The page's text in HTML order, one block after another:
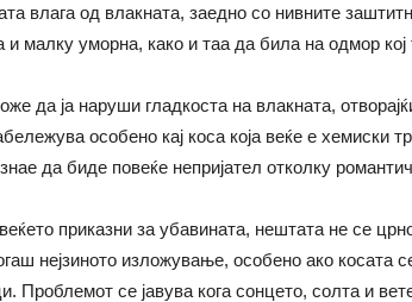
влага од влакната, заедно со нивните
и малку уморна, како и таа да била на одмор кој
да ја наруши гладкоста на влакната,
особено кај коса која веќе е хемиски
да биде повеќе непријател отколку
приказни за убавината, нештата не се
нејзиното изложување, особено ако
Проблемот се јавува кога сонцето, солта и